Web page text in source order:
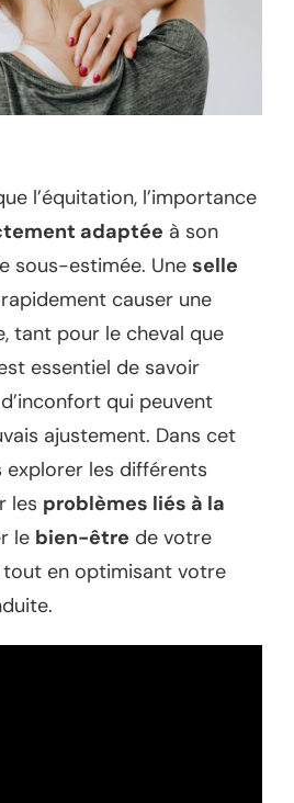
l’équitation, l’importance
adaptée à son
sous-estimée. Une selle
causer une
tant pour le cheval que
essentiel de savoir
qui peuvent
ajustement. Dans cet
explorer les différents
les problèmes liés à la
le bien-être de votre
en optimisant votre